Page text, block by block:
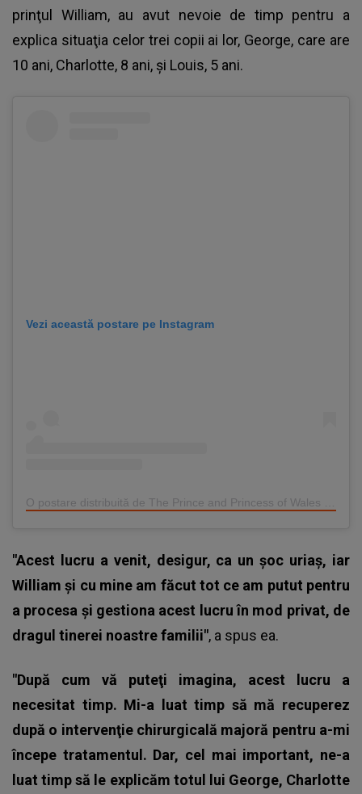
prinţul William, au avut nevoie de timp pentru a
explica situaţia celor trei copii ai lor, George, care are
10 ani, Charlotte, 8 ani, şi Louis, 5 ani.
Vezi această postare pe Instagram
"Acest lucru a venit, desigur, ca un şoc uriaş, iar
William şi cu mine am făcut tot ce am putut pentru
a procesa şi gestiona acest lucru în mod privat, de
dragul tinerei noastre familii", a spus ea.
"După cum vă puteţi imagina, acest lucru a
necesitat timp. Mi-a luat timp să mă recuperez
după o intervenţie chirurgicală majoră pentru a-mi
începe tratamentul. Dar, cel mai important, ne-a
luat timp să le explicăm totul lui George, Charlotte